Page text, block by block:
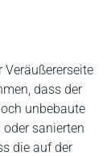
dass der
unbebaute
sanierten
die auf der